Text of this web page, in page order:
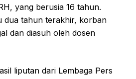
yang berusia 16 tahun.
dua tahun terakhir, korban
dan diasuh oleh dosen
liputan dari Lembaga Pers